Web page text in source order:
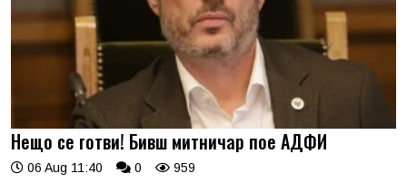
Нещо се готви! Бивш митничар пое АДФИ
06 Aug 11:40 0 959